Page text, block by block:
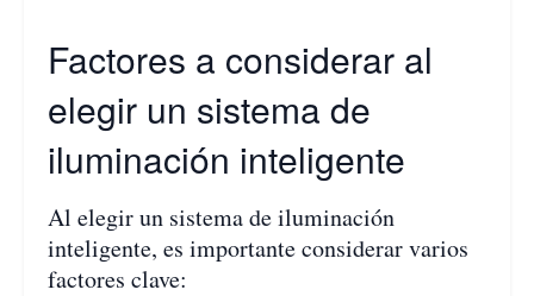
Factores a considerar al
elegir un sistema de
iluminación inteligente
Al elegir un sistema de iluminación
inteligente, es importante considerar varios
factores clave: